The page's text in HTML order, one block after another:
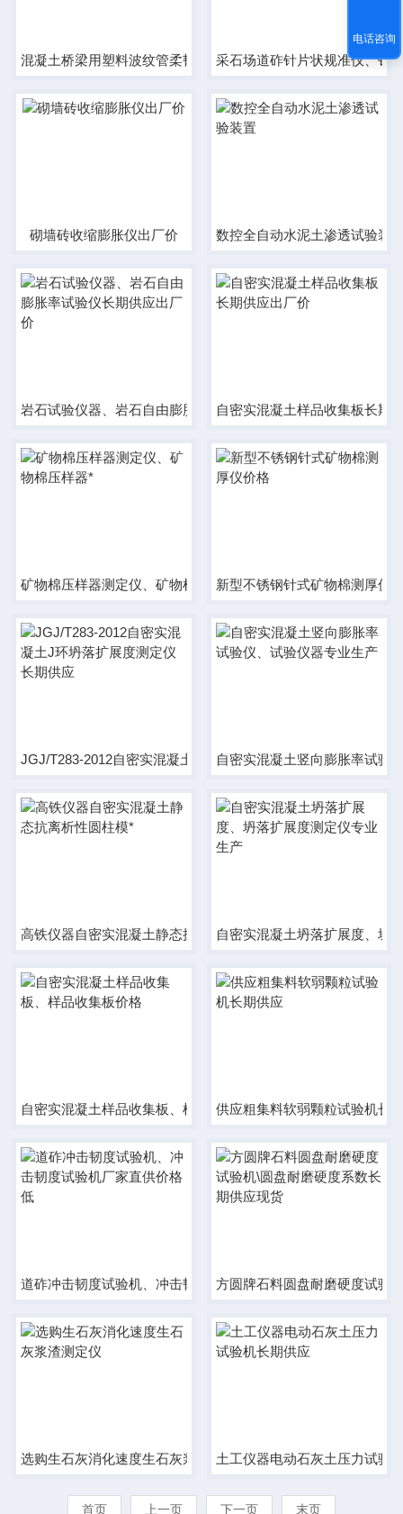
混凝土桥梁用塑料波纹管柔韧性检测仪采石场道砟针片状规准仪、针
砌墙砖收缩膨胀仪出厂价 数控全自动水泥土渗透试验装
岩石试验仪器、岩石自由膨胀率试验仪长期供应出厂价
自密实混凝土样品收集板长期
矿物棉压样器测定仪、矿物棉压样器*新型不锈钢针式矿物棉测厚仪
JGJ/T283-2012自密实混凝土J环坍落扩展度测定仪长期供应
自密实混凝土竖向膨胀率试验
高铁仪器自密实混凝土静态抗离析性圆柱模*自密实混凝土坍落扩展度、坍
自密实混凝土样品收集板、样品收集板价格供应粗集料软弱颗粒试验机长
道砟冲击韧度试验机、冲击韧度试验机厂家直供价格低
方圆牌石料圆盘耐磨硬度试验
选购生石灰消化速度生石灰浆渣测定仪土工仪器电动石灰土压力试验
首页 上一页 下一页 末页
电话咨询